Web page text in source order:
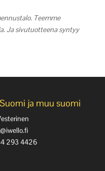
Teemme
Ja sivutuotteena syntyy
ja muu suomi
293 4426